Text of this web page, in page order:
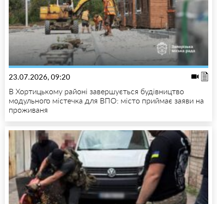
23.07.2026, 09:20
В Хортицькому районі завершується будівництво
модульного містечка для ВПО: місто приймає заяви на
проживаня